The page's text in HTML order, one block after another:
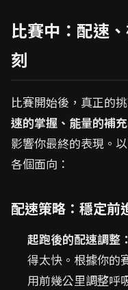
比賽中：配速
刻
比賽開始後，真正的
速的掌握、能量的補
影響你最終的表現。
各個面向：
配速策略：穩定前
起跑後的配速調整：
得太快。根據你的
用前幾公里調整呼